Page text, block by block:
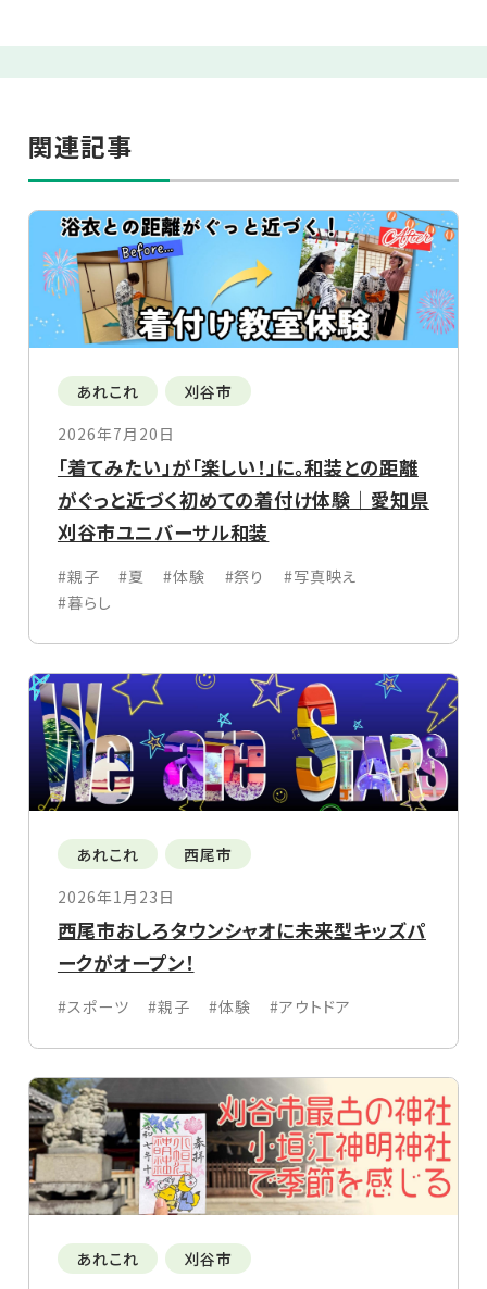
関連記事
あれこれ
刈谷市
2026年7月20日
「着てみたい」が「楽しい！」に。和装との距離
がぐっと近づく初めての着付け体験｜愛知県
刈谷市ユニバーサル和装
#親子 #夏 #体験 #祭り
#写真映え
#暮らし
あれこれ
西尾市
2026年1月23日
西尾市おしろタウンシャオに未来型キッズパ
ークがオープン！
#スポーツ #親子 #体験 #アウトドア
あれこれ
刈谷市